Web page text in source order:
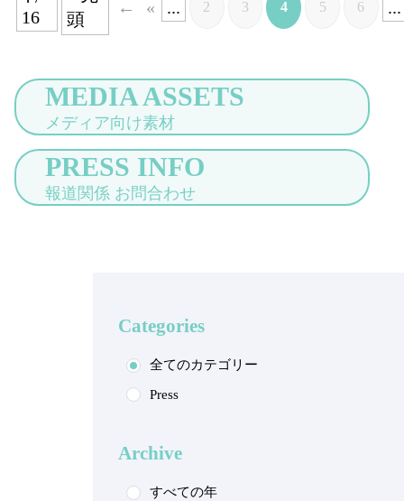
16
頭
« ... 2 3 4 5 6 ...
Categories
全てのカテゴリー
Press
Archive
すべての年
MEDIA ASSETS
メディア向け素材
PRESS INFO
報道関係 お問合わせ